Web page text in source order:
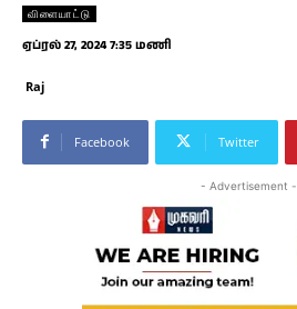
விளையாட்டு
ஏப்ரல் 27, 2024 7:35 மணி
Raj
Facebook Twitter
- Advertisement -